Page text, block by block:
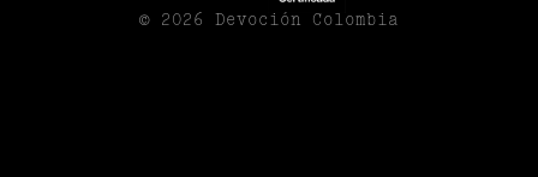
© 2026 Devoción Colombia